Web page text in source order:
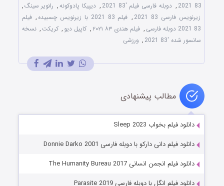
83 2021
, دوبله فارسی فیلم '83 2021 , دیپیکا پادوکونه, رانویر سینگ,
زیرنویس فارسی 83 2021
, فیلم 83 2021 با زیرنویس چسبیده , فیلم
83 2021 دوبله فارسی
, فیلم هندی ۸۳ ۲۰۲۱ , کاپیل دیو , کریکت, نسخه
سانسور شده '83 2021
, ورزشی
مطالب پیشنهادی
دانلود فیلم بخواب Sleep 2023
دانلود فیلم دانی دارکو با دوبله فارسی Donnie Darko 2001
دانلود فیلم انجمن انسانی The Humanity Bureau 2017
دانلود فیلم انگل با دوبله فارسی Parasite 2019